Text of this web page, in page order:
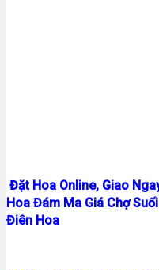
Đặt Hoa Online, Giao
Hoa Đám Ma Giá Chợ
Điên Hoa